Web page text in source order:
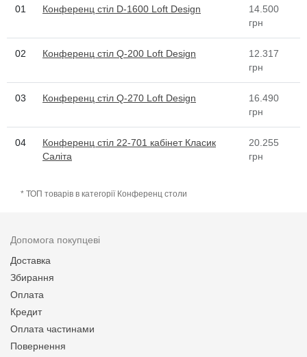
01 Конференц стіл D-1600 Loft Design
14.500
грн
02 Конференц стіл Q-200 Loft Design
12.317
грн
03 Конференц стіл Q-270 Loft Design
16.490
грн
04
Конференц стіл 22-701 кабінет Класик
Саліта
20.255
грн
* ТОП товарів в категорії Конференц столи
Допомога покупцеві
Доставка
Збирання
Оплата
Кредит
Оплата частинами
Повернення